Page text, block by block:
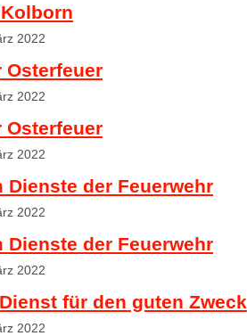
2022
Osterfeuer
2022
Osterfeuer
2022
Dienste der Feuerwehr
2022
Dienste der Feuerwehr
2022
für den guten Zweck
2022